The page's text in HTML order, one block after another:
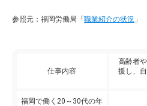
参照元：福岡労働局「 職業紹介の状況 」
仕事内容
高齢者
援し、
福岡で働く20～30代の年